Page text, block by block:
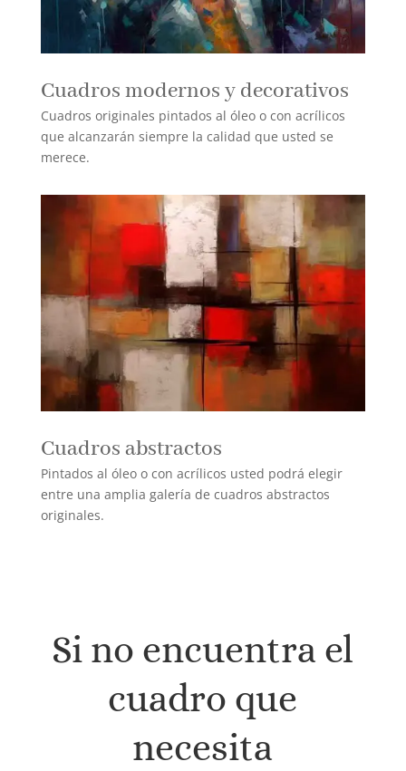
Cuadros modernos y decorativos
Cuadros originales pintados al óleo o con acrílicos
que alcanzarán siempre la calidad que usted se
merece.
Cuadros abstractos
Pintados al óleo o con acrílicos usted podrá elegir
entre una amplia galería de cuadros abstractos
originales.
Si no encuentra el
cuadro que
necesita